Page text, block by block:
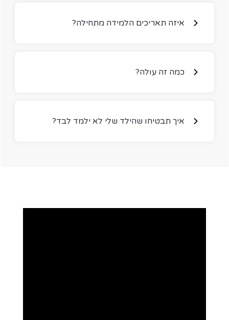
?איזה תאריכים הלמידה מתחילה
?כמה זה עולה
?איך תבטיחו שהילד שלי לא ילמד לבד